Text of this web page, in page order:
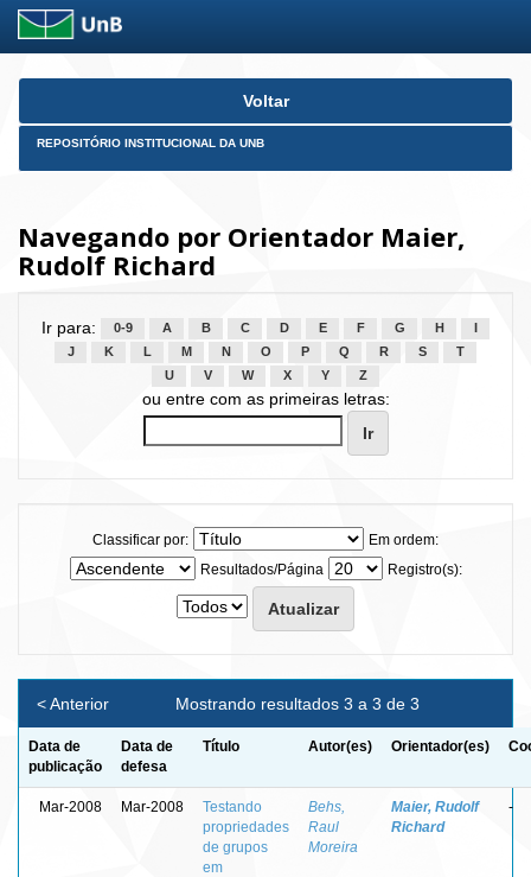
Skip
Voltar
REPOSITÓRIO INSTITUCIONAL DA UNB
Navegando por Orientador Maier,
Rudolf Richard
Ir para: 0-9 A B C D E F G H
J
K L M N O P Q R S
T
U
V W X Y Z
ou entre com as primeiras letras:
Classificar por:
Em ordem:
Resultados/Página
Registro(s):
Mostrando resultados 3 a 3 de 3
< Anterior
Data de
publicação
Data de
defesa
Título Autor(es) Orientador(es)
Mar-2008 Mar-2008
Testando
propriedades
de grupos
em
Behs,
Raul
Moreira
Maier, Rudolf
Richard
-